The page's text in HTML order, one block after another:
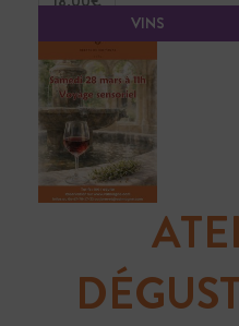
S
É
V
È
N